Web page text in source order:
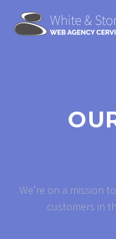
We’re on a mission
customers in